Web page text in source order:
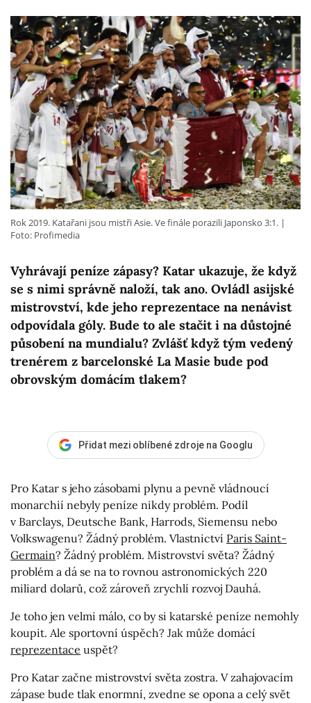
Vyhrávají peníze zápasy? Katar ukazuje, že když
se s nimi správně naloží, tak ano. Ovládl asijské
mistrovství, kde jeho reprezentace na nenávist
odpovídala góly. Bude to ale stačit i na důstojné
působení na mundialu? Zvlášť když tým vedený
trenérem z barcelonské La Masie bude pod
obrovským domácím tlakem?
Rok 2019. Katařani jsou mistři Asie. Ve finále porazili Japonsko 3:1.
Foto: Profimedia
Přidat mezi oblíbené zdroje na Googlu
Pro Katar s jeho zásobami plynu a pevně vládnoucí
monarchií nebyly peníze nikdy problém. Podíl
v Barclays, Deutsche Bank, Harrods, Siemensu nebo
Volkswagenu? Žádný problém. Vlastnictví Paris Saint-
Germain? Žádný problém. Mistrovství světa? Žádný
problém a dá se na to rovnou astronomických 220
miliard dolarů, což zároveň zrychlí rozvoj Dauhá.
Je toho jen velmi málo, co by si katarské peníze nemohly
koupit. Ale sportovní úspěch? Jak může domácí
reprezentace uspět?
Pro Katar začne mistrovství světa zostra. V zahajovacím
zápase bude tlak enormní, zvedne se opona a celý svět